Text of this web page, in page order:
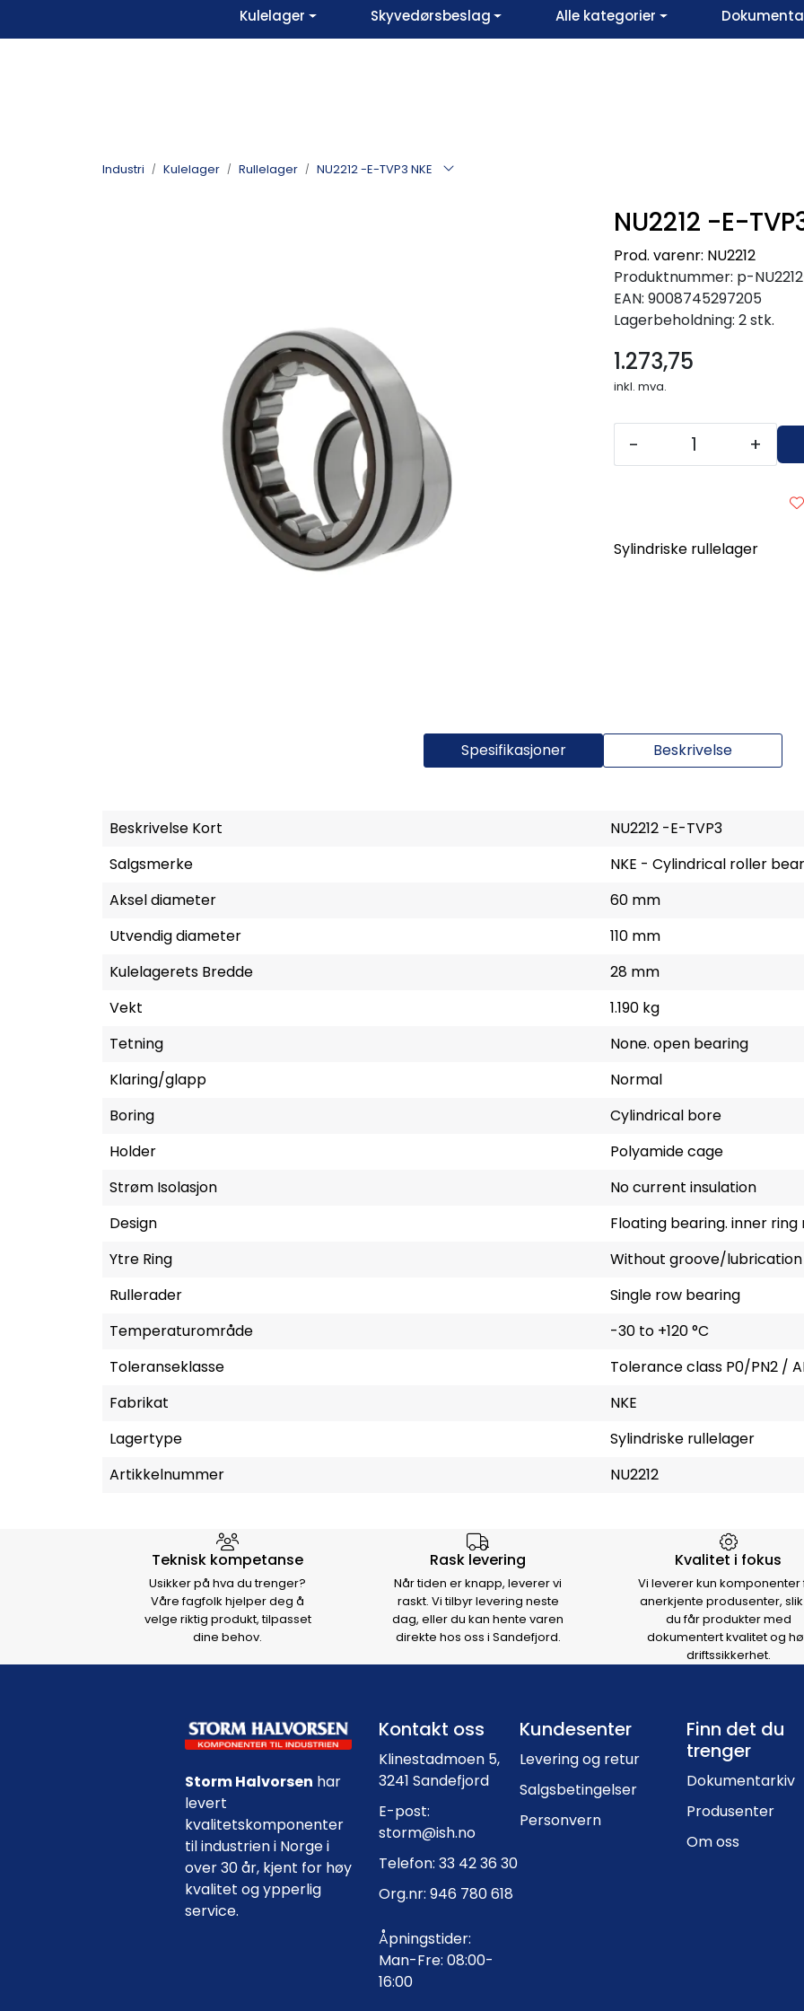
Kulelager Skyvedørsbeslag Alle kategorier
Industri Kulelager Rullelager NU2212 -E-TVP3 NKE
NU2212 -E-
Prod. varenr: NU2212
Produktnummer: p-
EAN: 9008745297205
Lagerbeholdning: 2 stk.
1.273,75
inkl. mva.
- +
Sylindriske rullelager
Spesifikasjoner Beskrivelse
Beskrivelse Kort
NU2212 -E-TVP3
Salgsmerke
NKE - Cylindrical roller
Aksel diameter
60 mm
Utvendig diameter
110 mm
Kulelagerets Bredde
28 mm
Vekt
1.190 kg
Tetning
None. open bearing
Klaring/glapp
Normal
Boring
Cylindrical bore
Holder
Polyamide cage
Strøm Isolasjon
No current insulation
Design
Floating bearing. inner
Ytre Ring
Without groove/
Rullerader
Single row bearing
Temperaturområde
-30 to +120 °C
Toleranseklasse
Tolerance class P0/PN2 /
Fabrikat
NKE
Lagertype
Sylindriske rullelager
Artikkelnummer
NU2212
Hvorfor velge Storm Halvorsen
Teknisk kompetanse
Usikker på hva du trenger?
Våre fagfolk hjelper deg å
velge riktig produkt, tilpasset
dine behov.
Rask levering
Når tiden er knapp, leverer vi
raskt. Vi tilbyr levering neste
dag, eller du kan hente varen
direkte hos oss i Sandefjord.
Kvalitet i fokus
Vi leverer kun komponenter
anerkjente produsenter,
du får produkter med
dokumentert kvalitet og
driftssikkerhet.
Footer navigation
Storm Halvorsen har
levert
kvalitetskomponenter
til industrien i Norge i
over 30 år, kjent for høy
kvalitet og ypperlig
service.
Kontakt oss
Klinestadmoen 5,
3241 Sandefjord
E-post:
storm@ish.no
Telefon: 33 42 36 30
Org.nr: 946 780 618
Åpningstider:
Man-Fre: 08:00-
16:00
Kundesenter
Levering og retur
Salgsbetingelser
Personvern
Finn det du
trenger
Dokumentarkiv
Produsenter
Om oss